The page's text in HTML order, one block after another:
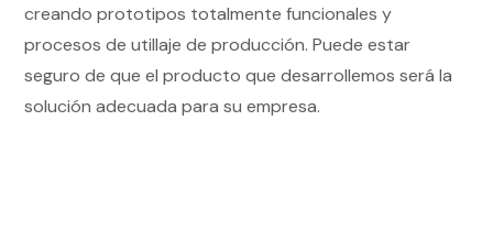
creando prototipos totalmente funcionales y
procesos de utillaje de producción. Puede estar
seguro de que el producto que desarrollemos será la
solución adecuada para su empresa.